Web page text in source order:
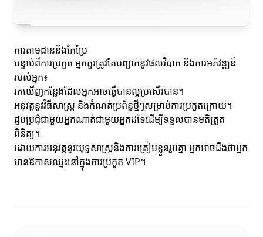
ការតាមដាននិងកែប្រែ
បន្ទាប់ពីការប្រកួត អ្នកគួរត្រូវតែបញ្ជាក់នូវផលវិបាក និងការអភិវឌ្ឍន៍
របស់អ្នក៖
រកឃើញកន្លែងដែលអ្នកអាចធ្វើបានល្អប្រសើរបាន។
អនុវត្តនូវវិធីសាស្ត្រ និងកំណត់ប្រព័ន្ធថ្មីៗសម្រាប់ការប្រកួតក្រោយ។
ជួបប្រជុំជាមួយអ្នកណាត់ជាមួយអ្នកដទៃដើម្បីទទួលបានមតិត្រួត
ពិនិត្យ។
ដោយការអនុវត្តនូវយុទ្ធសាស្ត្រនិងការត្រៀមខ្លួនរួមគ្នា អ្នកអាចដឹងថាអ្នក
មានឱកាសឈ្នះនៅក្នុងការប្រកួត VIP។